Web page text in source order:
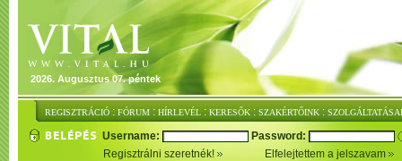
2026. Augusztus 07. péntek
REGISZTRÁCIÓ : FÓRUM : HÍRLEVÉL : KERESŐK : SZAKÉRTŐINK :
Username:
Password:
Regisztrálni szeretnék!
Elfelejtettem a jelszavam